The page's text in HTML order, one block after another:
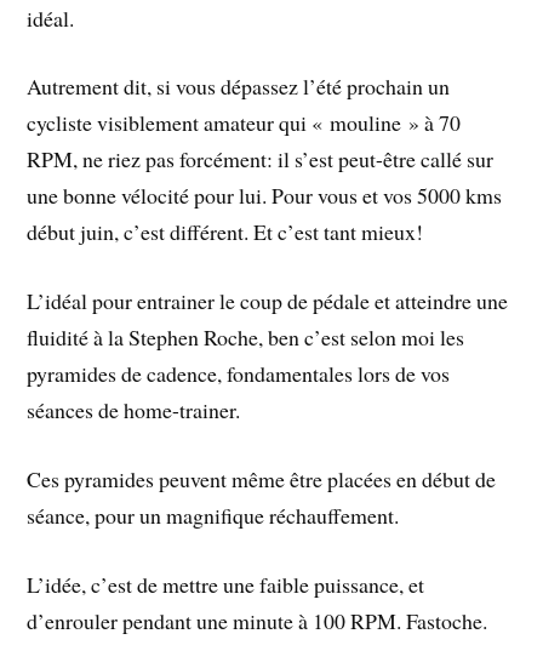
idéal.
Autrement dit, si vous dépassez l’été prochain un
cycliste visiblement amateur qui « mouline » à 70
RPM, ne riez pas forcément: il s’est peut-être callé sur
une bonne vélocité pour lui. Pour vous et vos 5000 kms
début juin, c’est différent. Et c’est tant mieux!
L’idéal pour entrainer le coup de pédale et atteindre une
fluidité à la Stephen Roche, ben c’est selon moi les
pyramides de cadence, fondamentales lors de vos
séances de home-trainer.
Ces pyramides peuvent même être placées en début de
séance, pour un magnifique réchauffement.
L’idée, c’est de mettre une faible puissance, et
d’enrouler pendant une minute à 100 RPM. Fastoche.